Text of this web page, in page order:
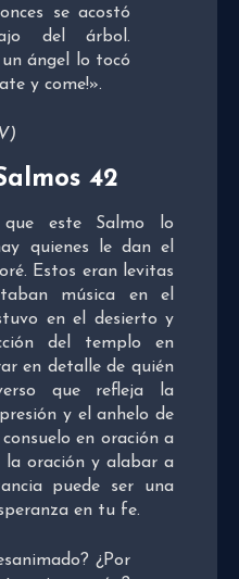
se acostó
del árbol.
ángel lo tocó
y come!».
42
que este Salmo lo
quienes le dan el
Estos eran levitas
música en el
en el desierto y
del templo en
en detalle de quién
que refleja la
y el anhelo de
en oración a
la oración y alabar a
puede ser una
en tu fe.
¿Por